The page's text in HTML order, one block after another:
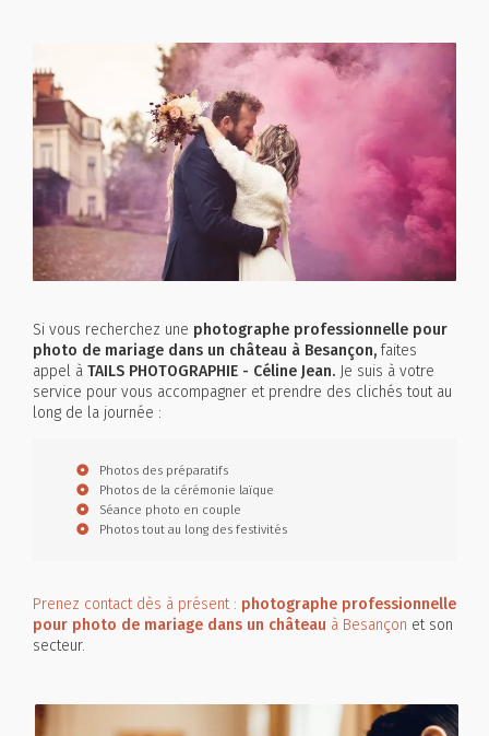
Si vous recherchez une photographe professionnelle pour
photo de mariage dans un château à Besançon,faites
appel à TAILS PHOTOGRAPHIE - Céline Jean. Je suis à votre
service pour vous accompagner et prendre des clichés tout au
long de la journée :
Photos des préparatifs
Photos de la cérémonie laïque
Séance photo en couple
Photos tout au long des festivités
Prenez contact dès à présent : photographe professionnelle
pour photo de mariage dans un château à Besançon et son
secteur.